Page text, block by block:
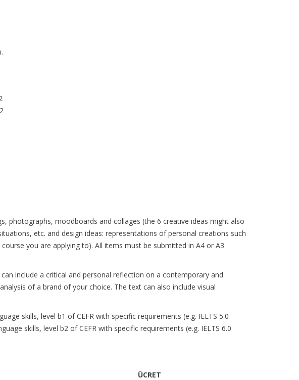
photographs, moodboards and collages (the 6 creative ideas might also
etc. and design ideas: representations of personal creations such
you are applying to). All items must be submitted in A4 or A3
include a critical and personal reflection on a contemporary and
of a brand of your choice. The text can also include visual
skills, level b1 of CEFR with specific requirements (e.g. IELTS 5.0
skills, level b2 of CEFR with specific requirements (e.g. IELTS 6.0
ÜCRET